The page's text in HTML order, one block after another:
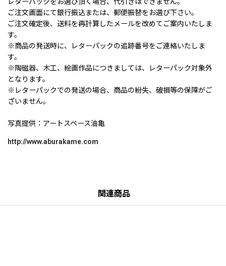
ご注文画面にて銀行振込または、郵便振替をお選び下さい。
ご注文確定後、送料を再計算したメールを改めてご案内いたしま
す。
※商品の発送時に、レターパックの追跡番号をご連絡いたしま
す。
※陶磁器、木工、絵画作品につきましては、レターパック対象外
となります。
※レターパックでの発送の場合、商品の紛失、破損等の保障がご
ざいません。
写真提供：アートスペース油亀
http://www.aburakame.com
関連商品